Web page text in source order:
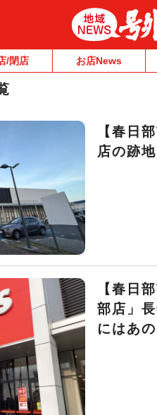
/閉店 お店News
【春日
店の跡
【春日
部店」
にはあ